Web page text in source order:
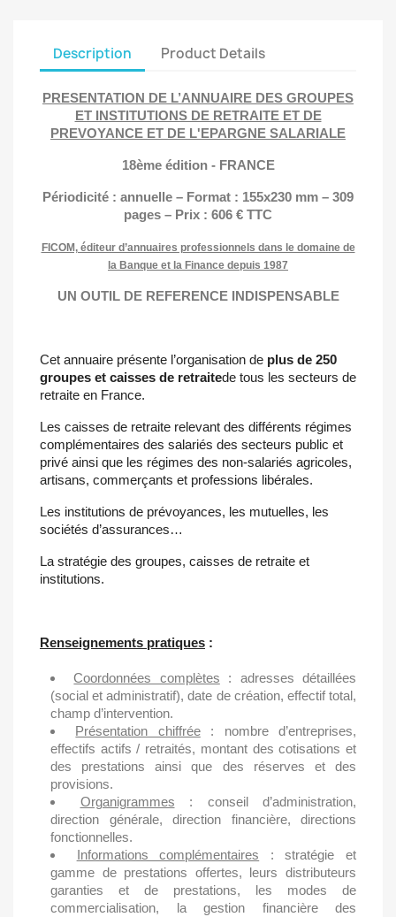
Description Product Details
PRESENTATION DE L’ANNUAIRE DES GROUPES
ET INSTITUTIONS DE RETRAITE ET DE
PREVOYANCE ET DE L'EPARGNE SALARIALE
18ème édition - FRANCE
Périodicité : annuelle – Format : 155x230 mm – 309
pages – Prix : 606 € TTC
FICOM, éditeur d’annuaires professionnels dans le domaine de
la Banque et la Finance depuis 1987
UN OUTIL DE REFERENCE INDISPENSABLE
Cet annuaire présente l’organisation de plus de 250
groupes et caisses de retraitede tous les secteurs de
retraite en France.
Les caisses de retraite relevant des différents régimes
complémentaires des salariés des secteurs public et
privé ainsi que les régimes des non-salariés agricoles,
artisans, commerçants et professions libérales.
Les institutions de prévoyances, les mutuelles, les
sociétés d’assurances…
La stratégie des groupes, caisses de retraite et
institutions.
Renseignements pratiques :
Coordonnées complètes : adresses détaillées
(social et administratif), date de création, effectif total,
champ d’intervention.
Présentation chiffrée: nombre d’entreprises,
effectifs actifs / retraités, montant des cotisations et
des prestations ainsi que des réserves et des
provisions.
Organigrammes : conseil d’administration,
direction générale, direction financière, directions
fonctionnelles.
Informations complémentaires : stratégie et
gamme de prestations offertes, leurs distributeurs
garanties et de prestations, les modes de
commercialisation, la gestion financière des